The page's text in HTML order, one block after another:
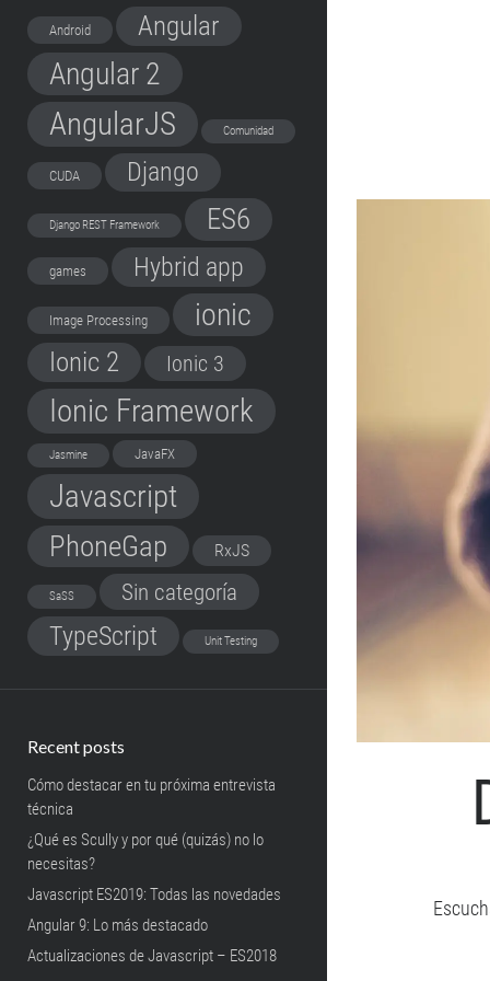
Android Angular
Angular 2
AngularJS Comunidad
CUDA Django
Django REST Framework ES6
games Hybrid app
Image Processing ionic
Ionic 2 Ionic 3
Ionic Framework
Jasmine JavaFX
Javascript
PhoneGap RxJS
SaSS Sin categoría
TypeScript Unit Testing
Recent posts
Cómo destacar en tu próxima entrevista
técnica
¿Qué es Scully y por qué (quizás) no lo
necesitas?
Javascript ES2019: Todas las novedades
Angular 9: Lo más destacado
Actualizaciones de Javascript – ES2018